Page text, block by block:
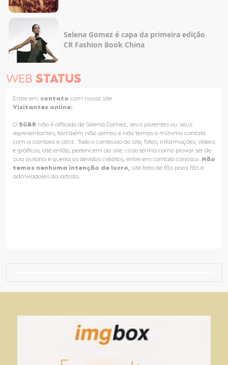
Selena Gomez é capa da primeira edição
CR Fashion Book China
WEB STATUS
Entre em contato com nosso site
Visitantes online:
O SGBR não é afiliado de Selena Gomez, seus parentes ou seus
representantes, também não somos e não temos o mínimo contato
com a cantora e atriz. Todo o conteúdo do site, fotos, informações, vídeos
e gráficos, até então, pertencem ao site, caso tenha como provar ser de
sua autoria e queira os devidos créditos, entre em contato conosco. Não
temos nenhuma intenção de lucro, site feito de fãs para fãs e
admiradores da artista.